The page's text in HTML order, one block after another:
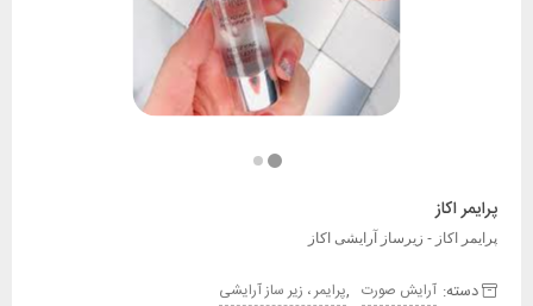
پرایمر اکاز
پرایمر اکاز - زیرساز آرایشی اکاز
دسته: آرایش صورت ,پرایمر ، زیر ساز آرایشی